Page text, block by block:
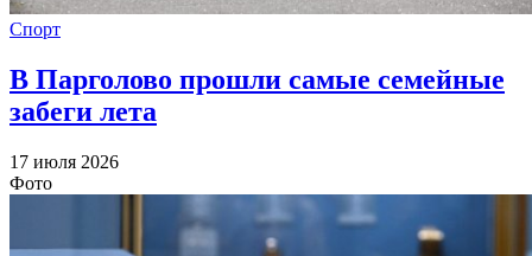
Спорт
В Парголово прошли самые семейные
забеги лета
17 июля 2026
Фото